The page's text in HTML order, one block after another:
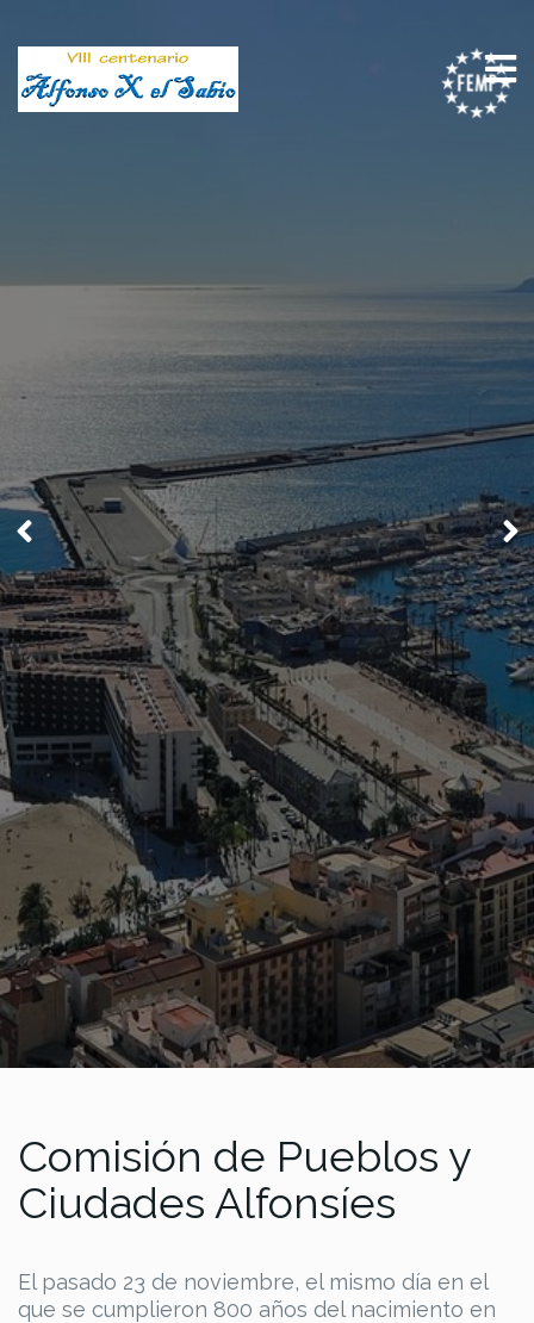
Comisión de Pueblos y
Ciudades Alfonsíes
El pasado 23 de noviembre, el mismo día en el
que se cumplieron 800 años del nacimiento en